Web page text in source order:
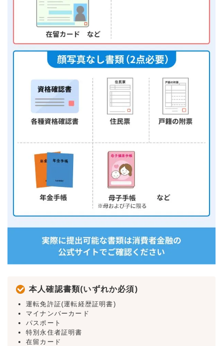
本人確認書類(いずれか必須)
運転免許証(運転経歴証明書)
マイナンバーカード
パスポート
特別永住者証明書
在留カード